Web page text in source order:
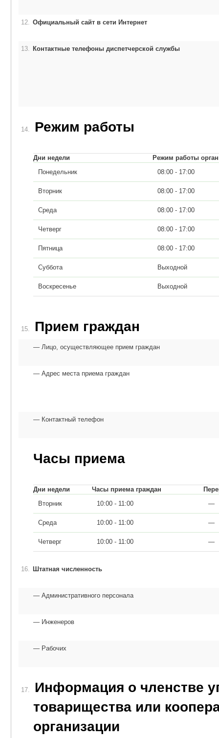
12. Официальный сайт в сети Интернет
13. Контактные телефоны диспетчерской службы
14. Режим работы
Дни недели
Режим работы
Понедельник
08:00 - 17:00
Вторник 08:00 - 17:00
Среда 08:00 - 17:00
Четверг 08:00 - 17:00
Пятница 08:00 - 17:00
Суббота Выходной
Воскресенье Выходной
15. Прием граждан
Лицо, осуществляющее прием граждан
Адрес места приема граждан
Контактный телефон
Часы приема
Дни недели Часы приема граждан
Вторник
10:00 - 11:00 —
Среда 10:00 - 11:00 —
Четверг 10:00 - 11:00 —
16. Штатная численность
Административного персонала
Инженеров
Рабочих
17.
Информация о членстве
товарищества или
организации